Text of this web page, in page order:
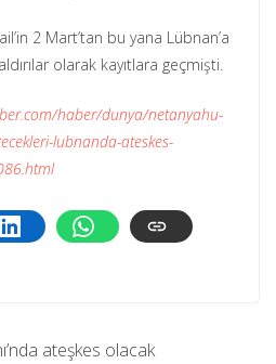
2 Mart’tan bu yana Lübnan’a
olarak kayıtlara geçmişti.
haber/dunya/netanyahu-
lubnanda-ateskes-
ateşkes olacak